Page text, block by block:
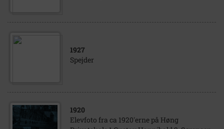
1927
Spejder
1920
Elevfoto fra ca 1920'erne på Høng